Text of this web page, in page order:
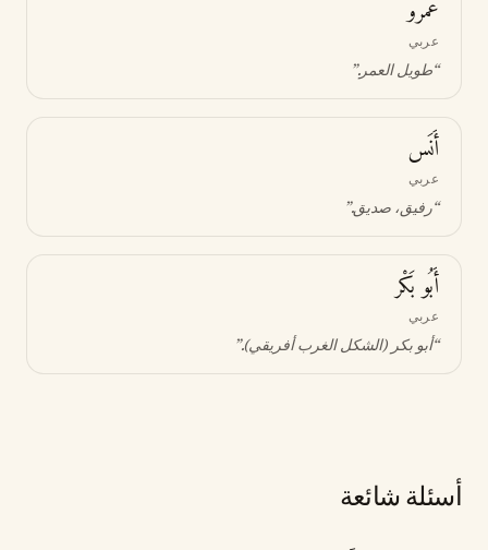
عَمْرو
عربي
“طويل العمر.”
أَنَس
عربي
“رفيق، صديق.”
أَبُو بَكْر
عربي
“أبو بكر (الشكل الغرب أفريقي).”
أسئلة شائعة